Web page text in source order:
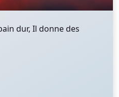
dur, Il donne des